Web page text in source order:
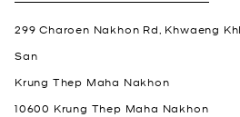
299 Charoen Nakhon Rd, Khwaeng
San
Krung Thep Maha Nakhon
10600 Krung Thep Maha Nakhon